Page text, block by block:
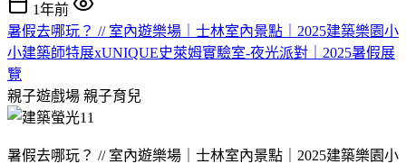
1年前
暑假去哪玩？ // 室內遊樂場｜士林室內景點｜2025建築樂園小
小建築師特展xUNIQUE史萊姆實驗室-夜光派對｜2025暑假展
覽
親子遊戲場 親子育兒
暑假去哪玩？ // 室內遊樂場｜士林室內景點｜2025建築樂園小